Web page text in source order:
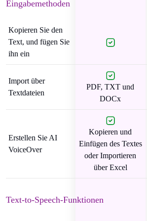
Eingabemethoden
Kopieren Sie den
Text, und fügen Sie
ihn ein
Import über
Textdateien
PDF, TXT und
DOCx
Erstellen Sie AI
VoiceOver
Kopieren und
Einfügen des Textes
oder Importieren
über Excel
Text-to-Speech-Funktionen